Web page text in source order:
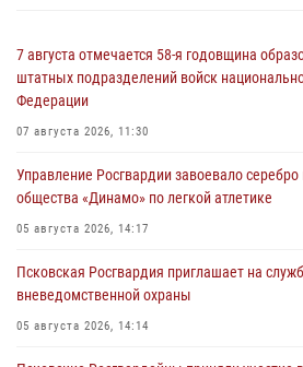
7 августа отмечается 58-я годовщина
штатных подразделений войск
Федерации
07 августа 2026, 11:30
Управление Росгвардии завоевало
общества «Динамо» по легкой атлетике
05 августа 2026, 14:17
Псковская Росгвардия приглашает на
вневедомственной охраны
05 августа 2026, 14:14